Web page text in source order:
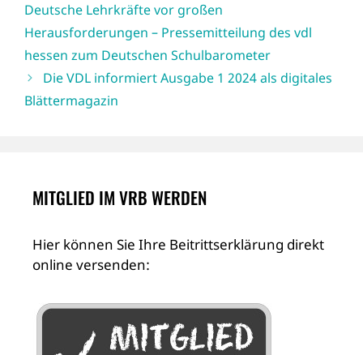
Deutsche Lehrkräfte vor großen
Herausforderungen – Pressemitteilung des vdl
hessen zum Deutschen Schulbarometer
Die VDL informiert Ausgabe 1 2024 als digitales
Blättermagazin
MITGLIED IM VRB WERDEN
Hier können Sie Ihre Beitrittserklärung direkt
online versenden: